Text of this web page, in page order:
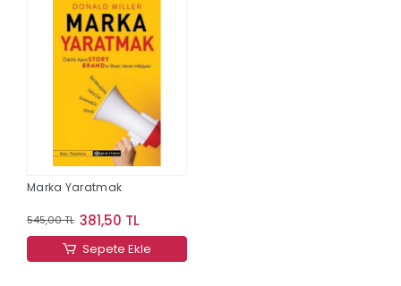
Marka Yaratmak
545,00 TL 381,50 TL
Sepete Ekle